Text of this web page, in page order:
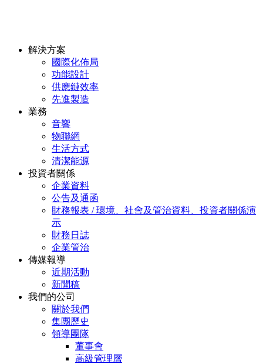
解決方案
國際化佈局
功能設計
供應鏈效率
先進製造
業務
音響
物聯網
生活方式
清潔能源
投資者關係
企業資料
公告及通函
財務報表 / 環境、社會及管治資料、投資者關係演
示
財務日誌
企業管治
傳媒報導
近期活動
新聞稿
我們的公司
關於我們
集團歷史
領導團隊
董事會
高級管理層